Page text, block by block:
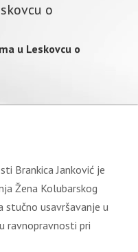
o
u Leskovcu o
Brankica Janković je
Žena Kolubarskog
stučno usavršavanje u
ravnopravnosti pri